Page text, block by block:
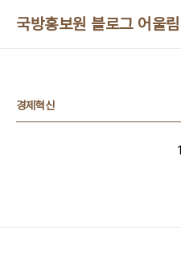
국방홍보원 블로그 어울림
경제혁신
1